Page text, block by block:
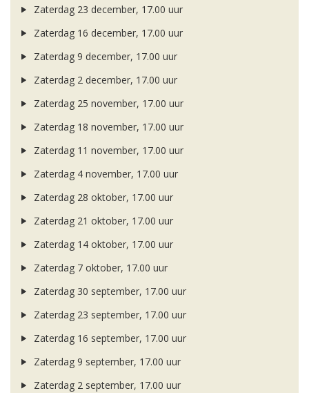
Zaterdag 23 december, 17.00 uur
Zaterdag 16 december, 17.00 uur
Zaterdag 9 december, 17.00 uur
Zaterdag 2 december, 17.00 uur
Zaterdag 25 november, 17.00 uur
Zaterdag 18 november, 17.00 uur
Zaterdag 11 november, 17.00 uur
Zaterdag 4 november, 17.00 uur
Zaterdag 28 oktober, 17.00 uur
Zaterdag 21 oktober, 17.00 uur
Zaterdag 14 oktober, 17.00 uur
Zaterdag 7 oktober, 17.00 uur
Zaterdag 30 september, 17.00 uur
Zaterdag 23 september, 17.00 uur
Zaterdag 16 september, 17.00 uur
Zaterdag 9 september, 17.00 uur
Zaterdag 2 september, 17.00 uur